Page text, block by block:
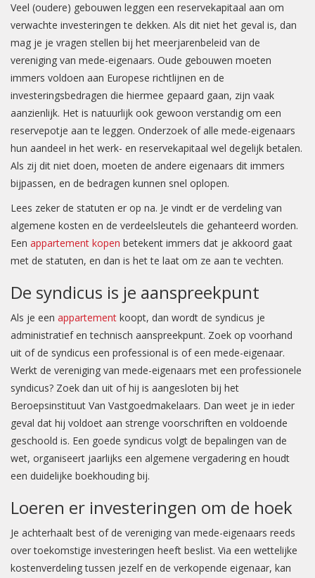
Veel (oudere) gebouwen leggen een reservekapitaal aan om
verwachte investeringen te dekken. Als dit niet het geval is, dan
mag je je vragen stellen bij het meerjarenbeleid van de
vereniging van mede-eigenaars. Oude gebouwen moeten
immers voldoen aan Europese richtlijnen en de
investeringsbedragen die hiermee gepaard gaan, zijn vaak
aanzienlijk. Het is natuurlijk ook gewoon verstandig om een
reservepotje aan te leggen. Onderzoek of alle mede-eigenaars
hun aandeel in het werk- en reservekapitaal wel degelijk betalen.
Als zij dit niet doen, moeten de andere eigenaars dit immers
bijpassen, en de bedragen kunnen snel oplopen.
Lees zeker de statuten er op na. Je vindt er de verdeling van
algemene kosten en de verdeelsleutels die gehanteerd worden.
Een appartement kopen betekent immers dat je akkoord gaat
met de statuten, en dan is het te laat om ze aan te vechten.
De syndicus is je aanspreekpunt
Als je een appartement koopt, dan wordt de syndicus je
administratief en technisch aanspreekpunt. Zoek op voorhand
uit of de syndicus een professional is of een mede-eigenaar.
Werkt de vereniging van mede-eigenaars met een professionele
syndicus? Zoek dan uit of hij is aangesloten bij het
Beroepsinstituut Van Vastgoedmakelaars. Dan weet je in ieder
geval dat hij voldoet aan strenge voorschriften en voldoende
geschoold is. Een goede syndicus volgt de bepalingen van de
wet, organiseert jaarlijks een algemene vergadering en houdt
een duidelijke boekhouding bij.
Loeren er investeringen om de hoek
Je achterhaalt best of de vereniging van mede-eigenaars reeds
over toekomstige investeringen heeft beslist. Via een wettelijke
kostenverdeling tussen jezelf en de verkopende eigenaar, kan